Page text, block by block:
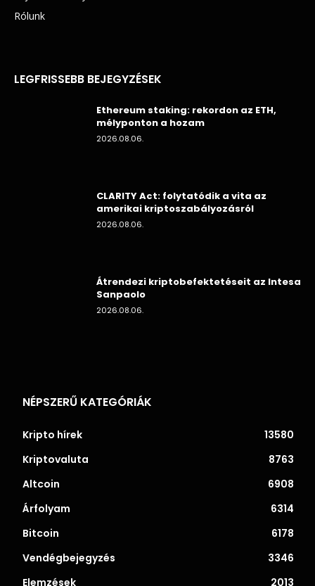
Rólunk
LEGFRISSEBB BEJEGYZÉSEK
Ethereum staking: rekordon az ETH,
mélyponton a hozam
2026.08.06.
CLARITY Act: folytatódik a vita az
amerikai kriptoszabályozásról
2026.08.06.
Átrendezi kriptobefektetéseit az Intesa
Sanpaolo
2026.08.06.
NÉPSZERŰ KATEGÓRIÁK
Kripto hírek
13580
Kriptovaluta
8763
Altcoin
6908
Árfolyam
6314
Bitcoin
6178
Vendégbejegyzés
3346
Elemzések
2013